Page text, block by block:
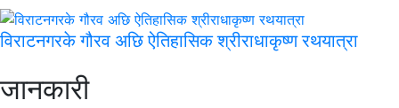
विराटनगरके गौरव अछि ऐतिहासिक श्रीराधाकृष्ण रथयात्रा
जानकारी